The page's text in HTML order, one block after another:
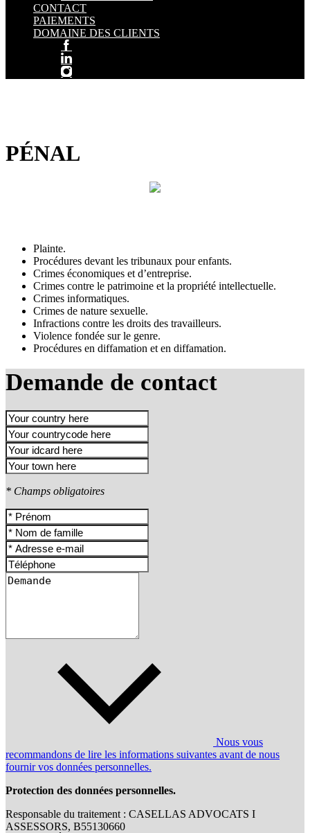
CONTACT
PAIEMENTS
DOMAINE DES CLIENTS
PÉNAL
Plainte.
Procédures devant les tribunaux pour enfants.
Crimes économiques et d’entreprise.
Crimes contre le patrimoine et la propriété intellectuelle.
Crimes informatiques.
Crimes de nature sexuelle.
Infractions contre les droits des travailleurs.
Violence fondée sur le genre.
Procédures en diffamation et en diffamation.
Demande de contact
* Champs obligatoires
Nous vous
recommandons de lire les informations suivantes avant de nous
fournir vos données personnelles.
Protection des données personnelles.
Responsable du traitement : CASELLAS ADVOCATS I
ASSESSORS, B55130660